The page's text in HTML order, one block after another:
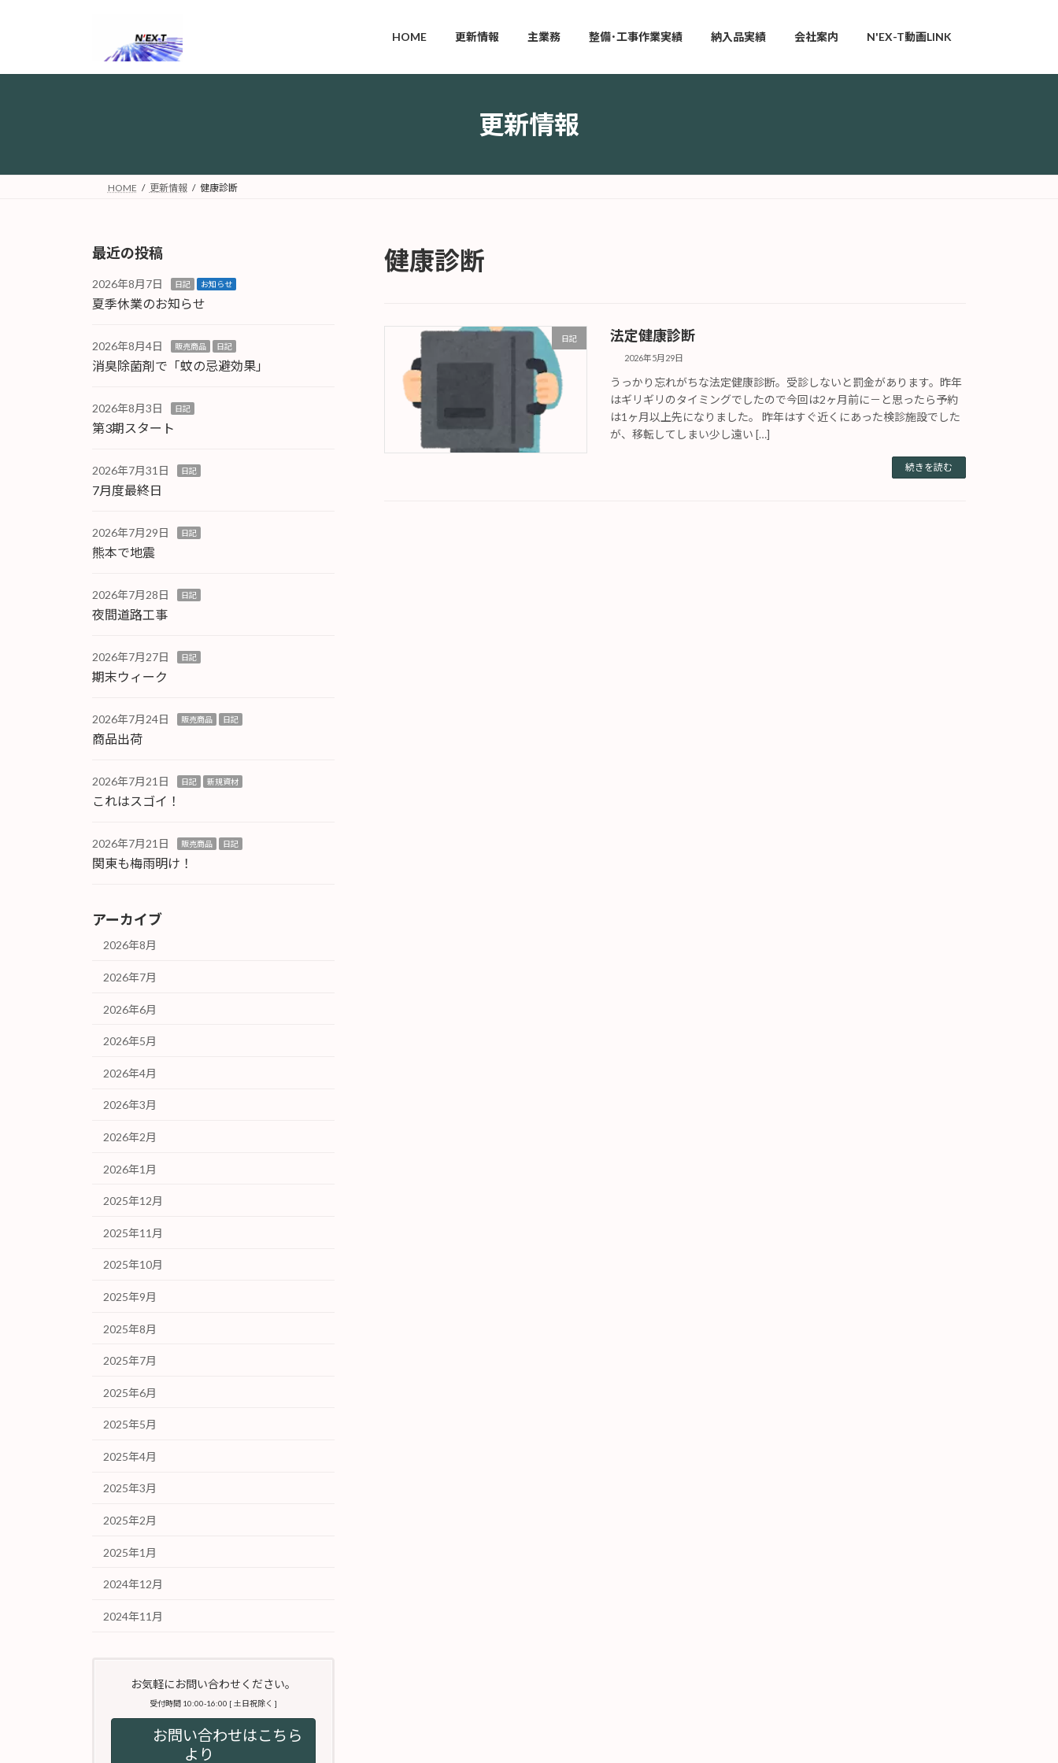
プ
動
HOME 更新情報 主業務 整備･工事作業実績 納入品実績 会社案内 N'EX-T動画LINK
更新情報
HOME 更新情報 健康診断
健康診断
日記 法定健康診断
2026年5月29日
うっかり忘れがちな法定健康診断。受診しないと罰金があります。昨年
はギリギリのタイミングでしたので今回は2ヶ月前に－と思ったら予約
は1ヶ月以上先になりました。 昨年はすぐ近くにあった検診施設でした
が、移転してしまい少し遠い […]
続きを読む
最近の投稿
2026年8月7日 日記 お知らせ
夏季休業のお知らせ
2026年8月4日 販売商品 日記
消臭除菌剤で「蚊の忌避効果」
2026年8月3日 日記
第3期スタート
2026年7月31日 日記
7月度最終日
2026年7月29日 日記
熊本で地震
2026年7月28日 日記
夜間道路工事
2026年7月27日 日記
期末ウィーク
2026年7月24日 販売商品 日記
商品出荷
2026年7月21日 日記 新規資材
これはスゴイ！
2026年7月21日 販売商品 日記
関東も梅雨明け！
アーカイブ
2026年8月
2026年7月
2026年6月
2026年5月
2026年4月
2026年3月
2026年2月
2026年1月
2025年12月
2025年11月
2025年10月
2025年9月
2025年8月
2025年7月
2025年6月
2025年5月
2025年4月
2025年3月
2025年2月
2025年1月
2024年12月
2024年11月
お気軽にお問い合わせください。
受付時間 10:00-16:00 [ 土日祝除く ]
お問い合わせはこちら
より